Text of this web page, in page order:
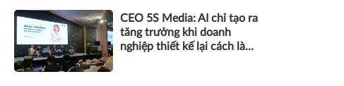
CEO 5S Media: AI chỉ tạo ra
tăng trưởng khi doanh
nghiệp thiết kế lại cách làm